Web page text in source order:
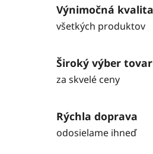
Výnimočná kvalita
všetkých produktov
Široký výber
za skvelé ceny
Rýchla doprava
odosielame ihneď